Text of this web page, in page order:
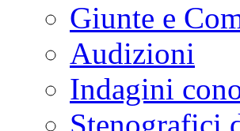
Giunte e
Audizioni
Indagini